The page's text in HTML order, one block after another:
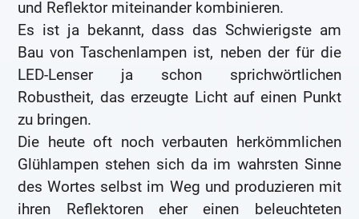
und Reflektor miteinander kombinieren.
Es ist ja bekannt, dass das Schwierigste am
Bau von Taschenlampen ist, neben der für die
LED-Lenser ja schon sprichwörtlichen
Robustheit, das erzeugte Licht auf einen Punkt
zu bringen.
Die heute oft noch verbauten herkömmlichen
Glühlampen stehen sich da im wahrsten Sinne
des Wortes selbst im Weg und produzieren mit
ihren Reflektoren eher einen beleuchteten